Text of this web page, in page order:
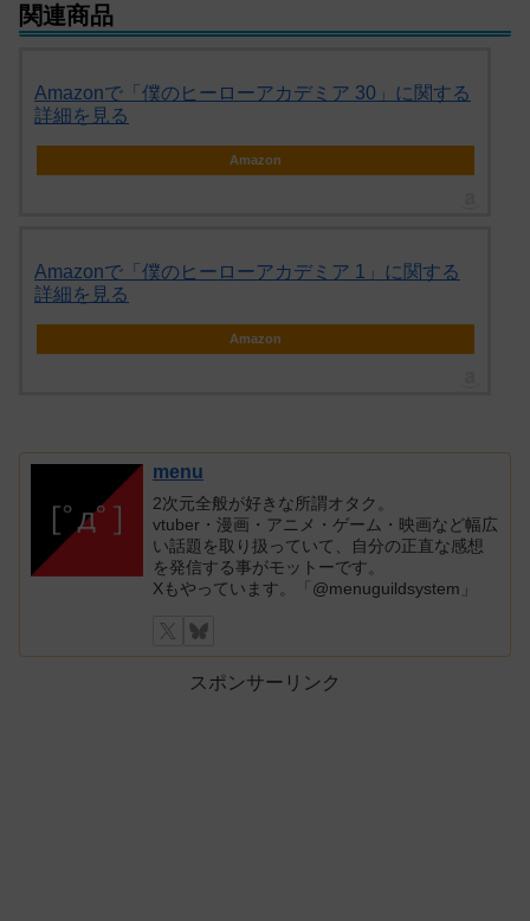
関連商品
Amazonで「僕のヒーローアカデミア 30」に関する
詳細を見る
Amazon
Amazonで「僕のヒーローアカデミア 1」に関する
詳細を見る
Amazon
menu
2次元全般が好きな所謂オタク。
vtuber・漫画・アニメ・ゲーム・映画など幅広
い話題を取り扱っていて、自分の正直な感想
を発信する事がモットーです。
Xもやっています。「@menuguildsystem」
スポンサーリンク